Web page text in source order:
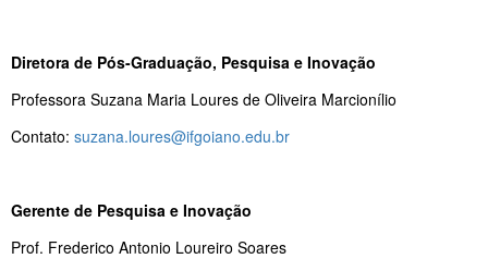
Diretora de Pós-Graduação, Pesquisa e Inovação
Professora Suzana Maria Loures de Oliveira Marcionílio
Contato: suzana.loures@ifgoiano.edu.br
Gerente de Pesquisa e Inovação
Prof. Frederico Antonio Loureiro Soares